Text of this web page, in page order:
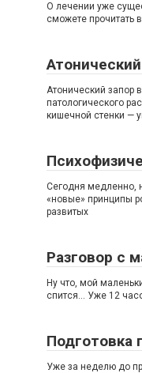
О лечении уже
сможете прочитать
Атонический запор
патологического
кишечной стенки —
Сегодня медленно,
«новые» принципы
развитых
Разговор с
Ну что, мой
спится… Уже 12
Подготовка
Уже за неделю до